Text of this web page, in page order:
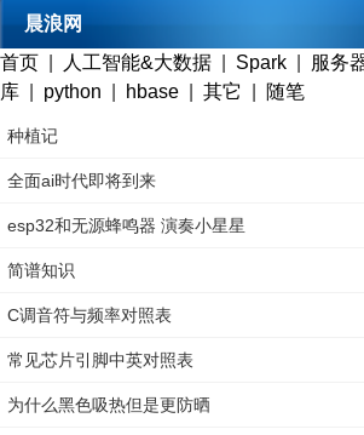
晨浪网
首页
人工智能&大数据 Spark 服务
库
python hbase 其它 随笔
种植记
全面ai时代即将到来
esp32和无源蜂鸣器 演奏小星星
简谱知识
C调音符与频率对照表
常见芯片引脚中英对照表
为什么黑色吸热但是更防晒